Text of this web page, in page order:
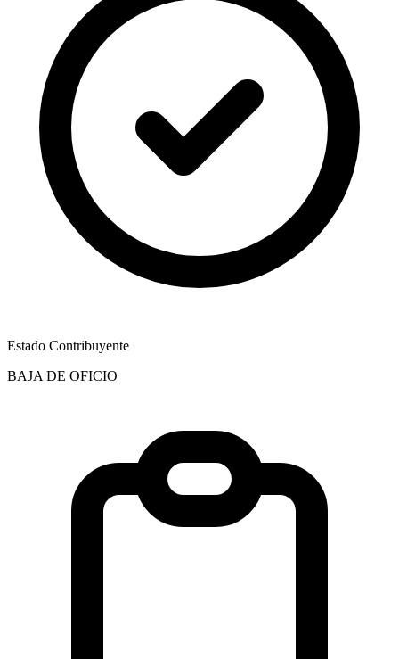
Estado Contribuyente
BAJA DE OFICIO